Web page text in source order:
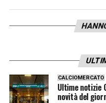
CALCIOMERCATO
Ultime notizie
novità del